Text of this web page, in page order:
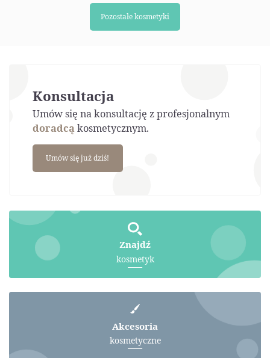
Pozostałe kosmetyki
Konsultacja
Umów się na konsultację z profesjonalnym
doradcąkosmetycznym.
Umów się już dziś!
Znajdź
kosmetyk
Akcesoria
kosmetyczne